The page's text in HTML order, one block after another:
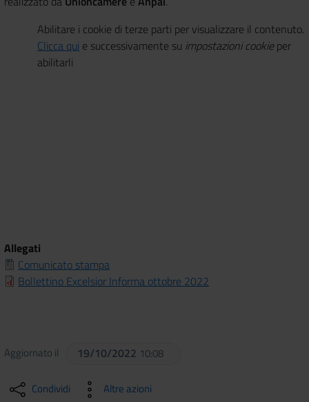
Abilitare i cookie di terze parti per visualizzare il contenuto.
Clicca qui e successivamente su impostazioni cookieper
abilitarli
Allegati
Comunicato stampa
Bollettino Excelsior Informa ottobre 2022
Aggiornato il 19/10/2022 10:08
Condividi Altre azioni